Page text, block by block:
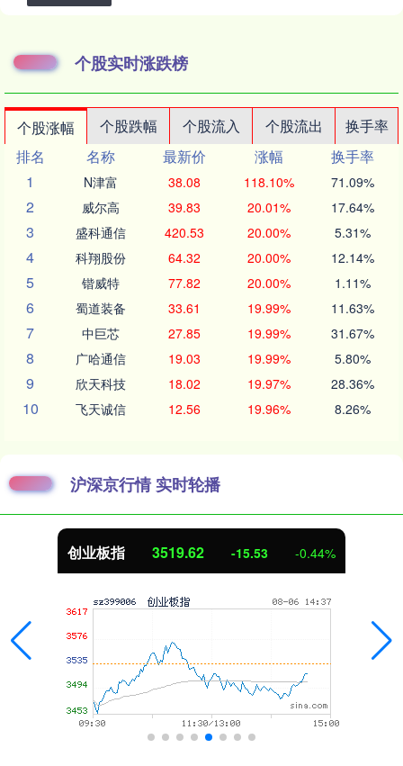
个股实时涨跌榜
个股涨幅 个股跌幅 个股流入 个股流出
换手率
排名
名称 最新价 涨幅
换手率
1
N津富 38.08 118.10% 71.09%
2 威尔高 39.83 20.01% 17.64%
3 盛科通信 420.53 20.00% 5.31%
4 科翔股份 64.32 20.00% 12.14%
5 锴威特 77.82 20.00% 1.11%
6 蜀道装备 33.61 19.99% 11.63%
7 中巨芯 27.85 19.99% 31.67%
8 广哈通信 19.03 19.99% 5.80%
9 欣天科技 18.02 19.97% 28.36%
10 飞天诚信 12.56 19.96% 8.26%
沪深京行情 实时轮播
创业板指 3518.87 -16.27 -0.46%